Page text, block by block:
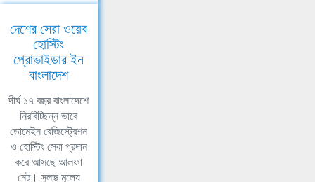
দেশের সেরা ওয়েব
হোস্টিং
প্রোভাইডার ইন
বাংলাদেশ
দীর্ঘ ১৭ বছর বাংলাদেশে
নিরবিচ্ছিন্ন ভাবে
ডোমেইন রেজিস্ট্রেশন
ও হোস্টিং সেবা প্রদান
করে আসছে আলফা
নেট। সুলভ মূল্যে